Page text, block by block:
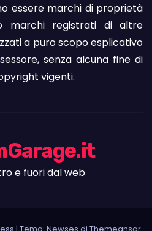
essere marchi di proprietà
marchi registrati di altre
a puro scopo esplicativo
senza alcuna fine di
vigenti.
e fuori dal web